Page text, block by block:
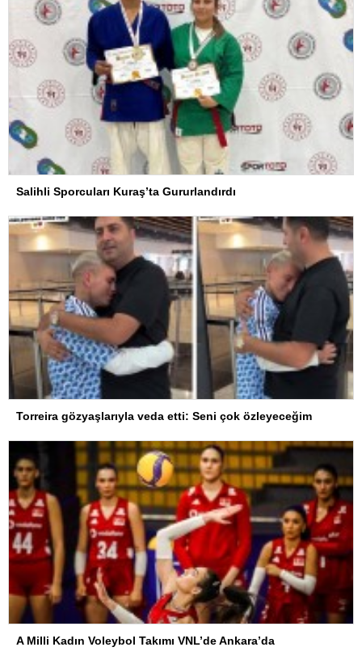
Salihli Sporcuları Kuraş’ta Gururlandırdı
Torreira gözyaşlarıyla veda etti: Seni çok özleyeceğim
A Milli Kadın Voleybol Takımı VNL’de Ankara’da